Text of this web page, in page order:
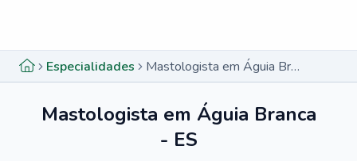
Especialidades Mastologista em Águia Branca - ES
Mastologista em Águia Branca
- ES